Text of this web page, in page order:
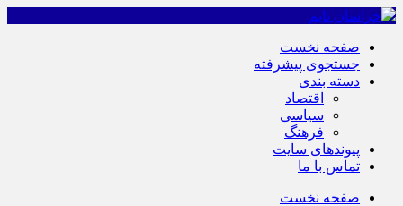
صفحه نخست
جستجوی پیشرفته
دسته بندی
اقتصاد
سیاسی
فرهنگ
پیوندهای سایت
تماس با ما
صفحه نخست